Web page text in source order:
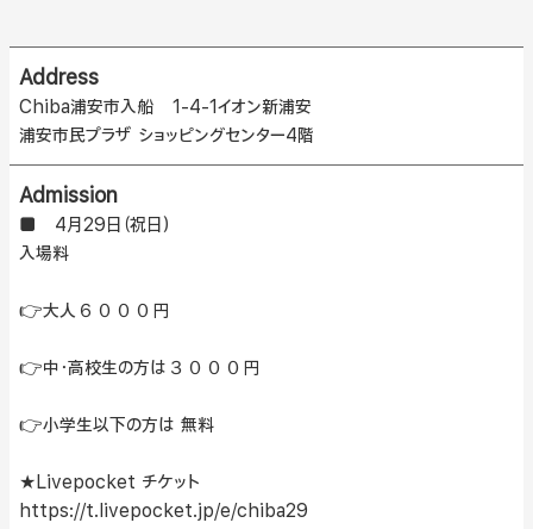
Address
Chiba浦安市入船 1-4-1イオン新浦安
浦安市民プラザ ショッピングセンター4階
Admission
■ 4月29日（祝日）
入場料
👉大人６０００円
👉中・高校生の方は３０００円
👉小学生以下の方は 無料
★Livepocket チケット
https://t.livepocket.jp/e/chiba29